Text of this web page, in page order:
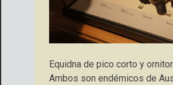
Equidna de pico corto y
Ambos son endémicos de